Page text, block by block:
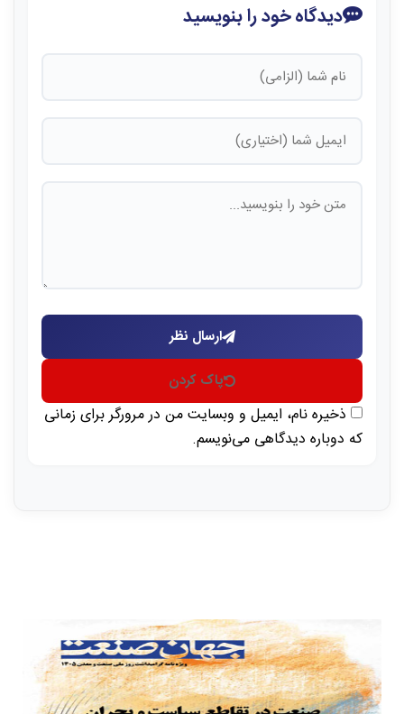
دیدگاه خود را بنویسید
ارسال نظر
پاک کردن
ذخیره نام، ایمیل و وبسایت من در مرورگر برای زمانی
که دوباره دیدگاهی می‌نویسم.